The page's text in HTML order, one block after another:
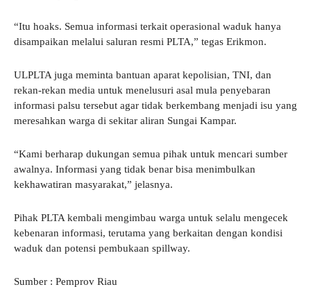
“Itu hoaks. Semua informasi terkait operasional waduk hanya
disampaikan melalui saluran resmi PLTA,” tegas Erikmon.
ULPLTA juga meminta bantuan aparat kepolisian, TNI, dan
rekan-rekan media untuk menelusuri asal mula penyebaran
informasi palsu tersebut agar tidak berkembang menjadi isu yang
meresahkan warga di sekitar aliran Sungai Kampar.
“Kami berharap dukungan semua pihak untuk mencari sumber
awalnya. Informasi yang tidak benar bisa menimbulkan
kekhawatiran masyarakat,” jelasnya.
Pihak PLTA kembali mengimbau warga untuk selalu mengecek
kebenaran informasi, terutama yang berkaitan dengan kondisi
waduk dan potensi pembukaan spillway.
Sumber : Pemprov Riau